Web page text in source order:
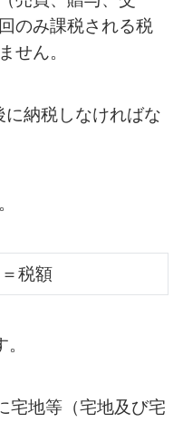
のみ課税される税
せん。
納税しなければな
税額
地等（宅地及び宅